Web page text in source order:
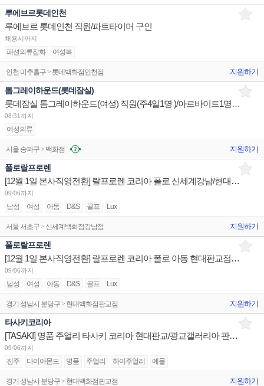
루에브르롯데인천
루에브르 롯데인천 직원/파트타이머 구인
채용시까지
패션의류잡화 여성복
인천 미추홀구 > 롯데백화점인천점 지원하기
톰그레이하운드(롯데잠실)
롯데잠실 톰그레이하운드(여성) 직원(주4일1명 )/아르바이트1명/(주말근무가능자)구인합니다.
08/31까지
여성의류
서울 송파구 > 백화점 지원하기
폴로랄프로렌
[12월 1일 본사직영전환] 랄프로렌 코리아 폴로 신세계강남/현대무역/더현대서울 점장/부점장/시니어/주니어
09/06까지
남성 여성 아동 D&S 골프 Lux
서울 서초구 > 신세계백화점강남점 지원하기
폴로랄프로렌
[12월 1일 본사직영전환] 랄프로렌 코리아 폴로 아동 현대판교점 점장/부점장/시니어/주니어 채용
09/06까지
남성 여성 아동 D&S 골프 Lux
경기 성남시 분당구 > 현대백화점판교점 지원하기
타사키코리아
[TASAKI] 명품 주얼리 타사키 코리아 현대판교/광교갤러리아 판매사원 채용
09/06까지
진주 다이아몬드 명품 주얼리 하이주얼리 예물
경기 성남시 분당구 > 현대백화점판교점 지원하기